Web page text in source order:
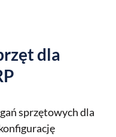
dla
sprzętowych dla